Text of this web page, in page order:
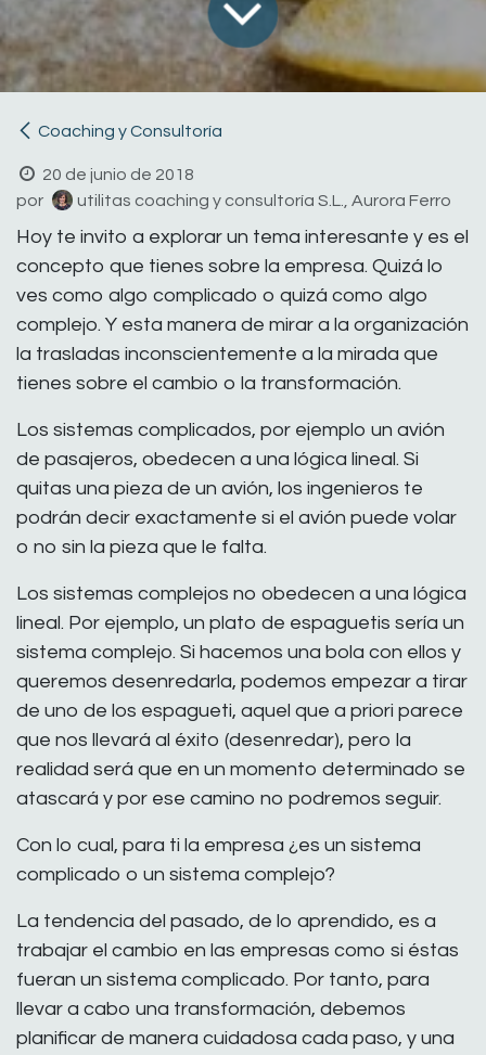
Coaching y Consultoría
20 de junio de 2018
por
utilitas coaching y consultoría S.L., Aurora Ferro
Hoy te invito a explorar un tema interesante y es el
concepto que tienes sobre la empresa. Quizá lo
ves como algo complicado o quizá como algo
complejo. Y esta manera de mirar a la organización
la trasladas inconscientemente a la mirada que
tienes sobre el cambio o la transformación.
Los sistemas complicados, por ejemplo un avión
de pasajeros, obedecen a una lógica lineal. Si
quitas una pieza de un avión, los ingenieros te
podrán decir exactamente si el avión puede volar
o no sin la pieza que le falta.
Los sistemas complejos no obedecen a una lógica
lineal. Por ejemplo, un plato de espaguetis sería un
sistema complejo. Si hacemos una bola con ellos y
queremos desenredarla, podemos empezar a tirar
de uno de los espagueti, aquel que a priori parece
que nos llevará al éxito (desenredar), pero la
realidad será que en un momento determinado se
atascará y por ese camino no podremos seguir.
Con lo cual, para ti la empresa ¿es un sistema
complicado o un sistema complejo?
La tendencia del pasado, de lo aprendido, es a
trabajar el cambio en las empresas como si éstas
fueran un sistema complicado. Por tanto, para
llevar a cabo una transformación, debemos
planificar de manera cuidadosa cada paso, y una